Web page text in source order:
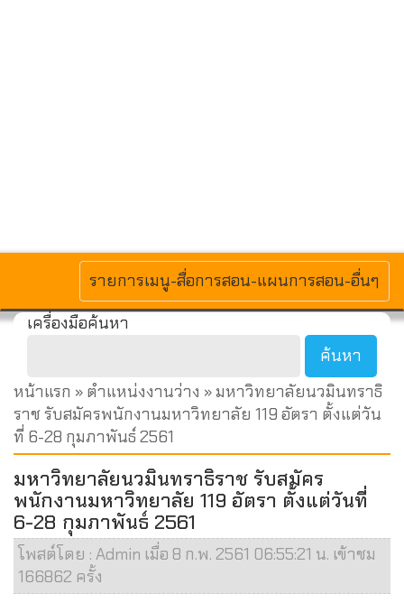
MENU
รายการเมนู-สื่อการสอน-แผนการสอน-อื่นๆ
เครื่องมือค้นหา
หน้าแรก » ตำแหน่งงานว่าง » มหาวิทยาลัยนวมินทราธิ
ราช รับสมัครพนักงานมหาวิทยาลัย 119 อัตรา ตั้งแต่วัน
ที่ 6-28 กุมภาพันธ์ 2561
มหาวิทยาลัยนวมินทราธิราช รับสมัคร
พนักงานมหาวิทยาลัย 119 อัตรา ตั้งแต่วันที่
6-28 กุมภาพันธ์ 2561
โพสต์โดย : Admin เมื่อ 8 ก.พ. 2561 06:55:21 น. เข้าชม
166862 ครั้ง